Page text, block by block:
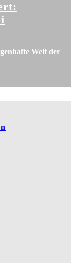
Welt der